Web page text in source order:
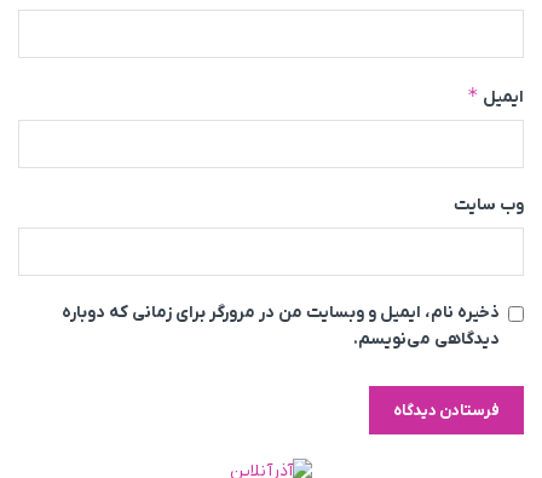
ایمیل *
وب‌ سایت
ذخیره نام، ایمیل و وبسایت من در مرورگر برای زمانی که دوباره
دیدگاهی می‌نویسم.